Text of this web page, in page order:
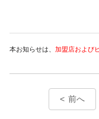
本お知らせは、 加盟店および
前へ